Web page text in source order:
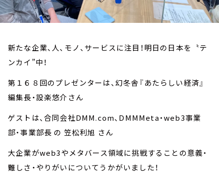
新たな企業、人、モノ、サービスに注目！明日の日本を〝テ
ンカイ”中！
第１６８回のプレゼンターは、幻冬舎『あたらしい経済』
編集長・設楽悠介さん
ゲストは、合同会社DMM.com、DMMMeta・web3事業
部・事業部長 の 笠松利旭 さん
大企業がweb3やメタバース領域に挑戦することの意義・
難しさ・やりがいについてうかがいました！